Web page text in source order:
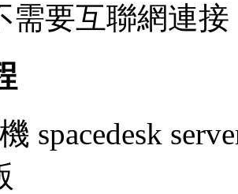
需要互聯網連接
spacedesk